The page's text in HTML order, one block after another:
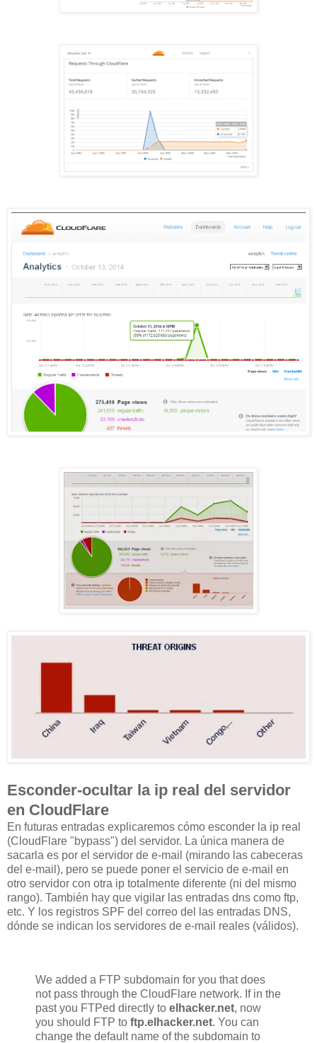
Esconder-ocultar la ip real del servidor
en CloudFlare
En futuras entradas explicaremos cómo esconder la ip real
(CloudFlare "bypass") del servidor. La única manera de
sacarla es por el servidor de e-mail (mirando las cabeceras
del e-mail), pero se puede poner el servicio de e-mail en
otro servidor con otra ip totalmente diferente (ni del mismo
rango). También hay que vigilar las entradas dns como ftp,
etc. Y los registros SPF del correo del las entradas DNS,
dónde se indican los servidores de e-mail reales (válidos).
We added a FTP subdomain for you that does
not pass through the CloudFlare network. If in the
past you FTPed directly to elhacker.net, now
you should FTP to ftp.elhacker.net. You can
change the default name of the subdomain to